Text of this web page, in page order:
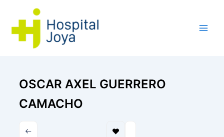
contenido
OSCAR AXEL GUERRERO
CAMACHO